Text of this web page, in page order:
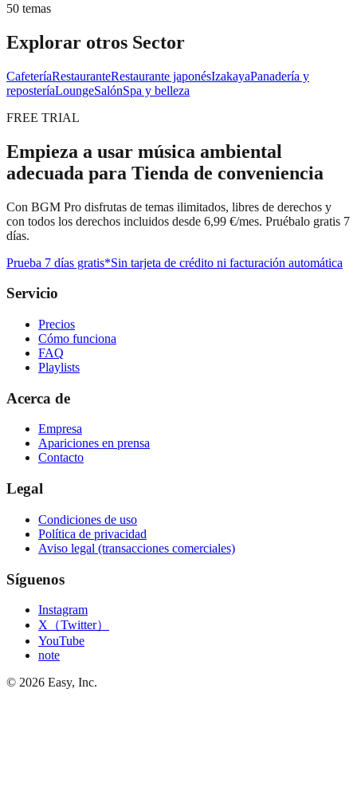
50 temas
Explorar otros Sector
CafeteríaRestauranteRestaurante japonésIzakayaPanadería y
reposteríaLoungeSalónSpa y belleza
FREE TRIAL
Empieza a usar música ambiental
adecuada para Tienda de conveniencia
Con BGM Pro disfrutas de temas ilimitados, libres de derechos y
con todos los derechos incluidos desde 6,99 €/mes. Pruébalo gratis 7
días.
Prueba 7 días gratis*Sin tarjeta de crédito ni facturación automática
Servicio
Precios
Cómo funciona
FAQ
Playlists
Acerca de
Empresa
Apariciones en prensa
Contacto
Legal
Condiciones de uso
Política de privacidad
Aviso legal (transacciones comerciales)
Síguenos
Instagram
X（Twitter）
YouTube
note
© 2026 Easy, Inc.